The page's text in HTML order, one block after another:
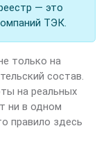
— это
ТЭК.
только на
состав.
на реальных
ни в одном
правило здесь